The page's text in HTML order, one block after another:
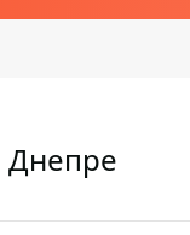
Днепре